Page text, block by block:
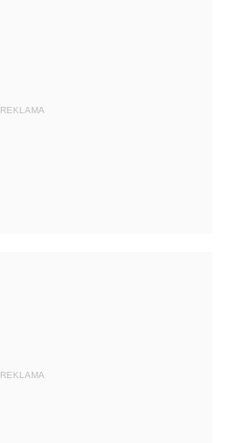
REKLAMA
REKLAMA